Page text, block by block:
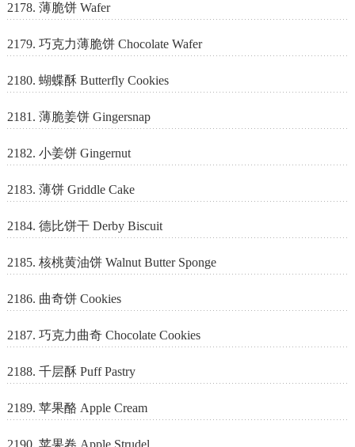
2178. 薄脆饼 Wafer
2179. 巧克力薄脆饼 Chocolate Wafer
2180. 蝴蝶酥 Butterfly Cookies
2181. 薄脆姜饼 Gingersnap
2182. 小姜饼 Gingernut
2183. 薄饼 Griddle Cake
2184. 德比饼干 Derby Biscuit
2185. 核桃黄油饼 Walnut Butter Sponge
2186. 曲奇饼 Cookies
2187. 巧克力曲奇 Chocolate Cookies
2188. 千层酥 Puff Pastry
2189. 苹果酪 Apple Cream
2190. 苹果卷 Apple Strudel